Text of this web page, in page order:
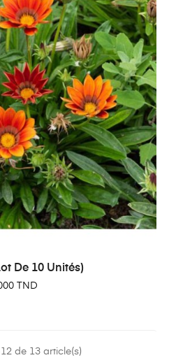
De 10 Unités)
TND
de 13 article(s)